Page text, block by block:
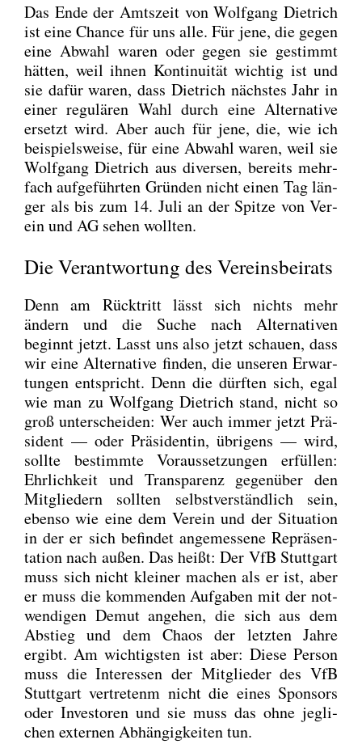
Das Ende der Amts­zeit von Wolf­gang Diet­rich
ist eine Chan­ce für uns alle. Für jene, die gegen
eine Abwahl waren oder gegen sie gestimmt
hät­ten, weil ihnen Kon­ti­nui­tät wich­tig ist und
sie dafür waren, dass Diet­rich nächs­tes Jahr in
einer regu­lä­ren Wahl durch eine Alter­na­ti­ve
ersetzt wird. Aber auch für jene, die, wie ich
bei­spiels­wei­se, für eine Abwahl waren, weil sie
Wolf­gang Diet­rich aus diver­sen, bereits mehr­
fach auf­ge­führ­ten Grün­den nicht einen Tag län­
ger als bis zum 14. Juli an der Spit­ze von Ver­
ein und AG sehen woll­ten.
Die Verantwortung des Vereinsbeirats
Denn am Rück­tritt lässt sich nichts mehr
ändern und die Suche nach Alter­na­ti­ven
beginnt jetzt. Lasst uns also jetzt schau­en, dass
wir eine Alter­na­ti­ve fin­den, die unse­ren Erwar­
tun­gen ent­spricht. Denn die dürf­ten sich, egal
wie man zu Wolf­gang Diet­rich stand, nicht so
groß unter­schei­den: Wer auch immer jetzt Prä­
si­dent — oder Prä­si­den­tin, übri­gens — wird,
soll­te bestimm­te Vor­aus­set­zun­gen erfül­len:
Ehr­lich­keit und Trans­pa­renz gegen­über den
Mit­glie­dern soll­ten selbst­ver­ständ­lich sein,
eben­so wie eine dem Ver­ein und der Situa­ti­on
in der er sich befin­det ange­mes­se­ne Reprä­sen­
ta­ti­on nach außen. Das heißt: Der VfB Stutt­gart
muss sich nicht klei­ner machen als er ist, aber
er muss die kom­men­den Auf­ga­ben mit der not­
wen­di­gen Demut ange­hen, die sich aus dem
Abstieg und dem Cha­os der letz­ten Jah­re
ergibt. Am wich­tigs­ten ist aber: Die­se Per­son
muss die Inter­es­sen der Mit­glie­der des VfB
Stutt­gart ver­tre­tenm nicht die eines Spon­sors
oder Inves­to­ren und sie muss das ohne jeg­li­
chen exter­nen Abhän­gig­kei­ten tun.